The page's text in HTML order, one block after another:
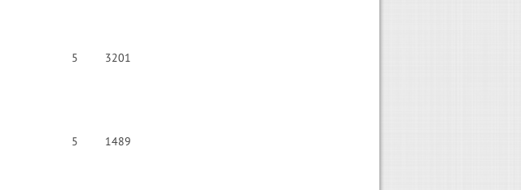
5 3201
5 1489